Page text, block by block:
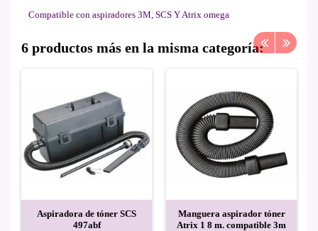
Compatible con aspiradores 3M, SCS Y Atrix omega
6 productos más en la misma categoría:
Aspiradora de tóner SCS
497abf
Manguera aspirador tóner
Atrix 1 8 m. compatible 3m